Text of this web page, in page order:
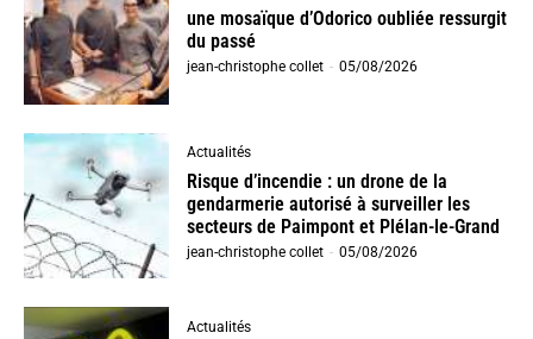
une mosaïque d’Odorico oubliée ressurgit
du passé
jean-christophe collet - 05/08/2026
Actualités
Risque d’incendie : un drone de la
gendarmerie autorisé à surveiller les
secteurs de Paimpont et Plélan-le-Grand
jean-christophe collet - 05/08/2026
Actualités